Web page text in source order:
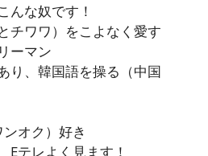
んな奴です！
チワワ）をこよなく愛す
ーマン
り、韓国語を操る（中国
ンオク）好き
Eテレよく見ます！